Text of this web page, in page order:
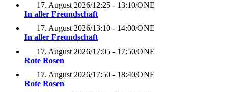
17. August 2026/12:25 - 13:10/ONE
In aller Freundschaft
17. August 2026/13:10 - 14:00/ONE
In aller Freundschaft
17. August 2026/17:05 - 17:50/ONE
Rote Rosen
17. August 2026/17:50 - 18:40/ONE
Rote Rosen